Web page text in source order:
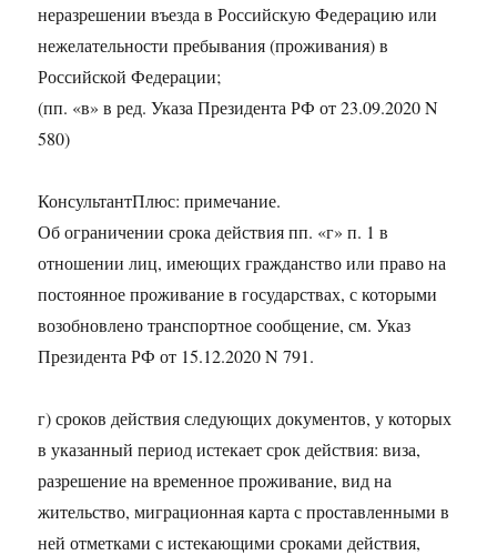
неразрешении въезда в Российскую Федерацию или
нежелательности пребывания (проживания) в
Российской Федерации;
(пп. «в» в ред. Указа Президента РФ от 23.09.2020 N
580)
КонсультантПлюс: примечание.
Об ограничении срока действия пп. «г» п. 1 в
отношении лиц, имеющих гражданство или право на
постоянное проживание в государствах, с которыми
возобновлено транспортное сообщение, см. Указ
Президента РФ от 15.12.2020 N 791.
г) сроков действия следующих документов, у которых
в указанный период истекает срок действия: виза,
разрешение на временное проживание, вид на
жительство, миграционная карта с проставленными в
ней отметками с истекающими сроками действия,